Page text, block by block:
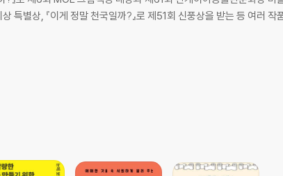
특별상, 『이게 정말 천국일까?』로 제51회 신풍상을 받는 등 여러 작